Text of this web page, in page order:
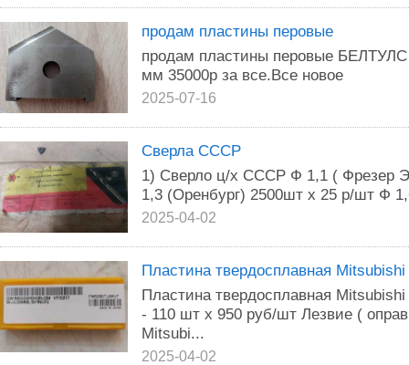
продам пластины перовые
продам пластины перовые
мм 35000р за все.Все новое
2025-07-16
Сверла СССР
1) Сверло ц/х СССР Ф 1,1 ( Фрезер
1,3 (Оренбург) 2500шт х 25 р/шт Ф
2025-04-02
Пластина твердосплавная Mitsubishi
Пластина твердосплавная
- 110 шт х 950 руб/шт Лезвие (
Mitsubi...
2025-04-02